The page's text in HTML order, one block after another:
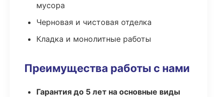
мусора
Черновая и чистовая отделка
Кладка и монолитные работы
Преимущества работы с нами
Гарантия до 5 лет на основные виды